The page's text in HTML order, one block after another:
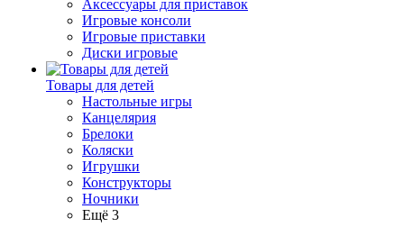
Аксессуары для приставок
Игровые консоли
Игровые приставки
Диски игровые
Товары для детей
Настольные игры
Канцелярия
Брелоки
Коляски
Игрушки
Конструкторы
Ночники
Ещё 3